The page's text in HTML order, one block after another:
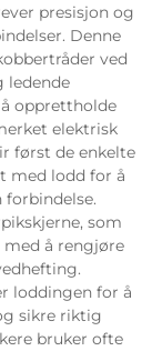
presisjon og
Denne
ved
ledende
opprettholde
elektrisk
først de enkelte
med lodd for å
som
å rengjøre
loddingen for å
sikre riktig
bruker ofte